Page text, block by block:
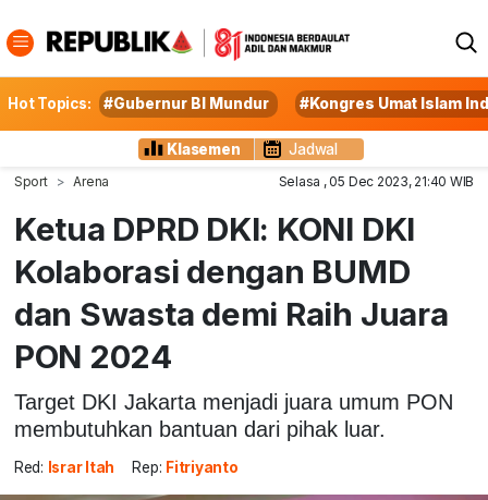
Hot Topics: #Gubernur BI Mundur #Kongres Umat Islam
Klasemen Jadwal
Sport Arena Selasa , 05 Dec 2023, 21:40 WIB
Ketua DPRD DKI: KONI DKI
Kolaborasi dengan BUMD
dan Swasta demi Raih Juara
PON 2024
Target DKI Jakarta menjadi juara umum PON
membutuhkan bantuan dari pihak luar.
Red: Israr Itah Rep: Fitriyanto